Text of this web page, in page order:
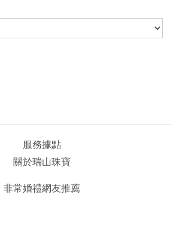
服務據點
關於瑞山珠寶
非常婚禮網友推薦